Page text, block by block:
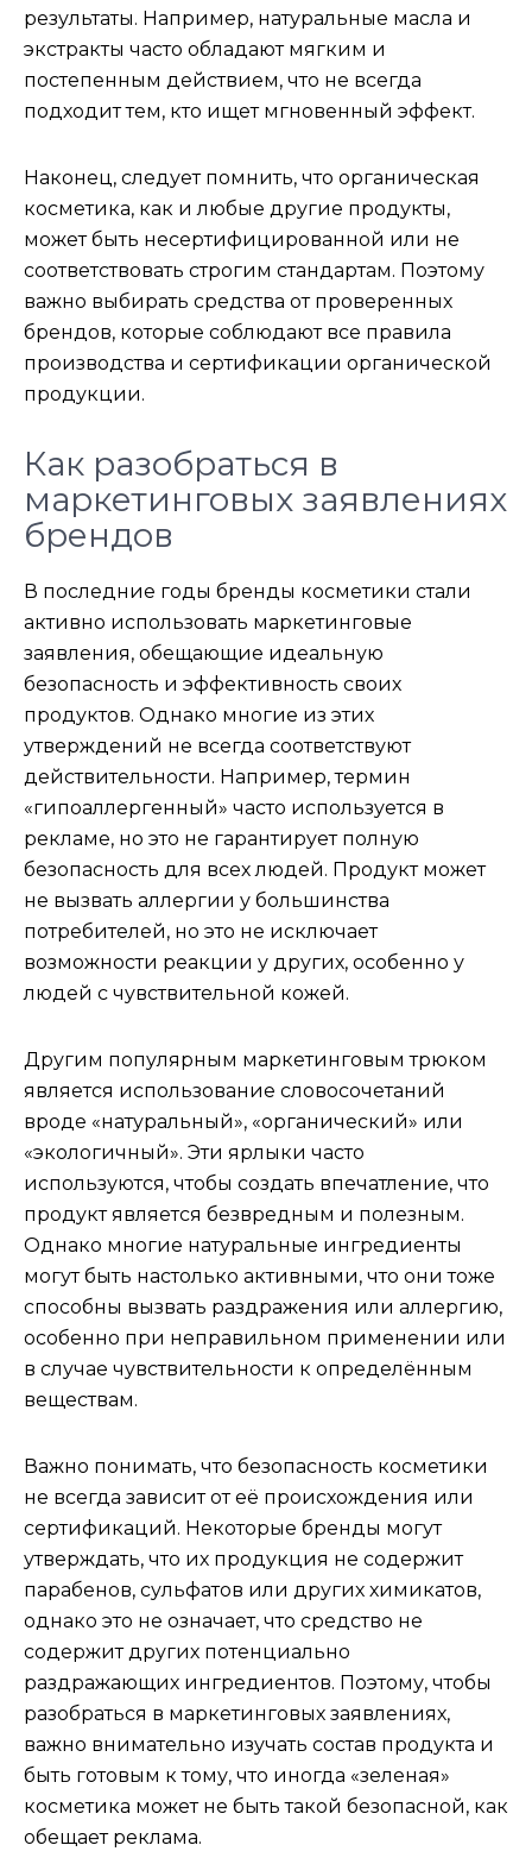
результаты. Например, натуральные масла и
экстракты часто обладают мягким и
постепенным действием, что не всегда
подходит тем, кто ищет мгновенный эффект.
Наконец, следует помнить, что органическая
косметика, как и любые другие продукты,
может быть несертифицированной или не
соответствовать строгим стандартам. Поэтому
важно выбирать средства от проверенных
брендов, которые соблюдают все правила
производства и сертификации органической
продукции.
Как разобраться в
маркетинговых заявлениях
брендов
В последние годы бренды косметики стали
активно использовать маркетинговые
заявления, обещающие идеальную
безопасность и эффективность своих
продуктов. Однако многие из этих
утверждений не всегда соответствуют
действительности. Например, термин
«гипоаллергенный» часто используется в
рекламе, но это не гарантирует полную
безопасность для всех людей. Продукт может
не вызвать аллергии у большинства
потребителей, но это не исключает
возможности реакции у других, особенно у
людей с чувствительной кожей.
Другим популярным маркетинговым трюком
является использование словосочетаний
вроде «натуральный», «органический» или
«экологичный». Эти ярлыки часто
используются, чтобы создать впечатление, что
продукт является безвредным и полезным.
Однако многие натуральные ингредиенты
могут быть настолько активными, что они тоже
способны вызвать раздражения или аллергию,
особенно при неправильном применении или
в случае чувствительности к определённым
веществам.
Важно понимать, что безопасность косметики
не всегда зависит от её происхождения или
сертификаций. Некоторые бренды могут
утверждать, что их продукция не содержит
парабенов, сульфатов или других химикатов,
однако это не означает, что средство не
содержит других потенциально
раздражающих ингредиентов. Поэтому, чтобы
разобраться в маркетинговых заявлениях,
важно внимательно изучать состав продукта и
быть готовым к тому, что иногда «зеленая»
косметика может не быть такой безопасной, как
обещает реклама.